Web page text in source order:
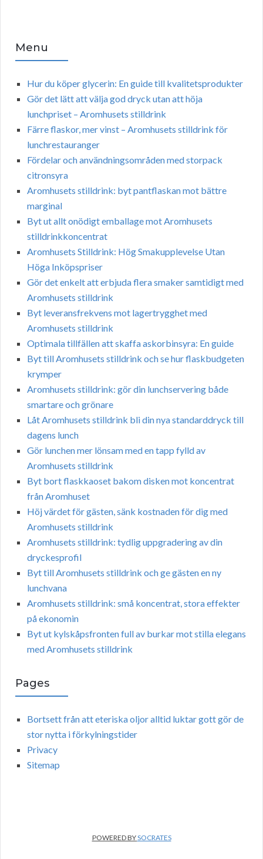
Menu
Hur du köper glycerin: En guide till kvalitetsprodukter
Gör det lätt att välja god dryck utan att höja
lunchpriset – Aromhusets stilldrink
Färre flaskor, mer vinst – Aromhusets stilldrink för
lunchrestauranger
Fördelar och användningsområden med storpack
citronsyra
Aromhusets stilldrink: byt pantflaskan mot bättre
marginal
Byt ut allt onödigt emballage mot Aromhusets
stilldrinkkoncentrat
Aromhusets Stilldrink: Hög Smakupplevelse Utan
Höga Inköpspriser
Gör det enkelt att erbjuda flera smaker samtidigt med
Aromhusets stilldrink
Byt leveransfrekvens mot lagertrygghet med
Aromhusets stilldrink
Optimala tillfällen att skaffa askorbinsyra: En guide
Byt till Aromhusets stilldrink och se hur flaskbudgeten
krymper
Aromhusets stilldrink: gör din lunchservering både
smartare och grönare
Låt Aromhusets stilldrink bli din nya standarddryck till
dagens lunch
Gör lunchen mer lönsam med en tapp fylld av
Aromhusets stilldrink
Byt bort flaskkaoset bakom disken mot koncentrat
från Aromhuset
Höj värdet för gästen, sänk kostnaden för dig med
Aromhusets stilldrink
Aromhusets stilldrink: tydlig uppgradering av din
dryckesprofil
Byt till Aromhusets stilldrink och ge gästen en ny
lunchvana
Aromhusets stilldrink: små koncentrat, stora effekter
på ekonomin
Byt ut kylskåpsfronten full av burkar mot stilla elegans
med Aromhusets stilldrink
Pages
Bortsett från att eteriska oljor alltid luktar gott gör de
stor nytta i förkylningstider
Privacy
Sitemap
POWERED BYSOCRATES